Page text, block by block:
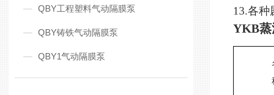
QBY工程塑料气动隔膜泵
QBY铸铁气动隔膜泵
QBY1气动隔膜泵
13.各种
YKB